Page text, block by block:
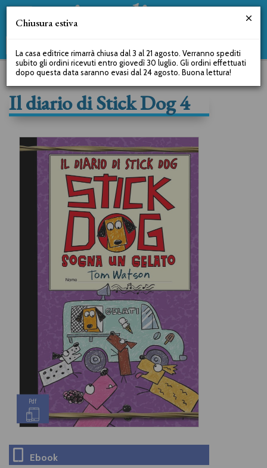
Il diario di Stick Dog 4
Pdf
Ebook
Chiusura estiva
La casa editrice rimarrà chiusa dal 3 al 21 agosto. Verranno spediti
subito gli ordini ricevuti entro giovedì 30 luglio. Gli ordini effettuati
dopo questa data saranno evasi dal 24 agosto. Buona lettura!